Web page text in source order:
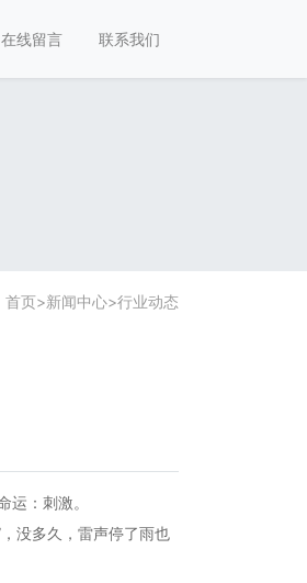
在线留言 联系我们
首页>新闻中心>行业动态
：刺激。
没多久，雷声停了雨也